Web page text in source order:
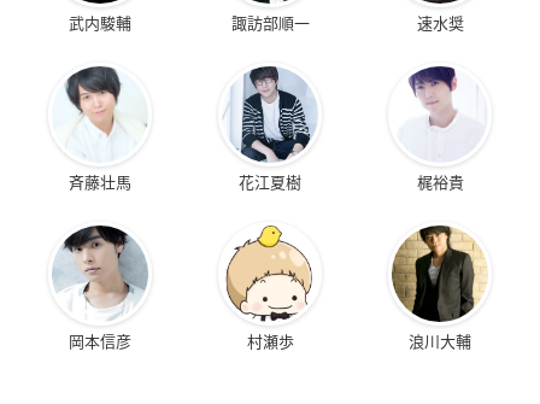
武内駿輔 諏訪部順一 速水奨
斉藤壮馬 花江夏樹 梶裕貴
岡本信彦 村瀬歩 浪川大輔